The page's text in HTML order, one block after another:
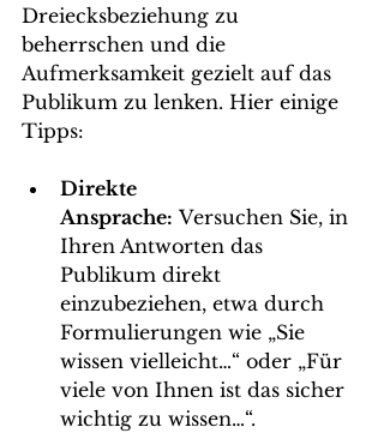
Dreiecksbeziehung zu
beherrschen und die
Aufmerksamkeit gezielt auf das
Publikum zu lenken. Hier einige
Tipps:
Direkte
Ansprache: Versuchen Sie, in
Ihren Antworten das
Publikum direkt
einzubeziehen, etwa durch
Formulierungen wie „Sie
wissen vielleicht…“ oder „Für
viele von Ihnen ist das sicher
wichtig zu wissen…“.